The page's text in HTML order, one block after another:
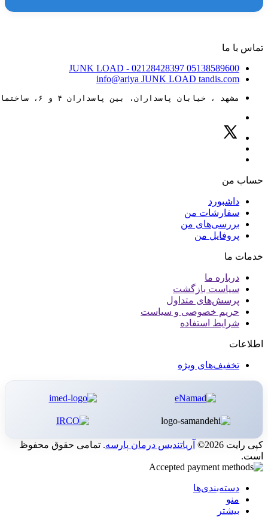
تماس با ما
05138589600
JUNK LOAD - 02128428397
info@ariya JUNK LOAD tandis.com
مشهد ، خیابان پاسداران، بین پاسداران ۴ و ۶، ساختمان ۸۸
حساب من
داشبورد
سفارشات من
بررسی‌های من
پروفایل من
خدمات ما
درباره ما
سیاست بازگشت
پرسش‌های متداول
حریم خصوصی و سیاست
شرایط استفاده
اطلاعات
تخفیف‌های ویژه
کپی رایت 2026© آریاتندیس درمان پارسه. تمامی حقوق محفوظ
است.
دسته‌بندی‌ها
منو
بیشتر